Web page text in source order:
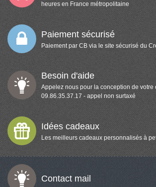
heures en France métropolitaine
Paiement sécurisé
Paiement par CB via le site sécurisé du
Besoin d'aide
Appelez nous pour la conception de votre
09.86.35.37.17 - appel non surtaxé
Idées cadeaux
Les meilleurs cadeaux personnalisés à
Contact mail